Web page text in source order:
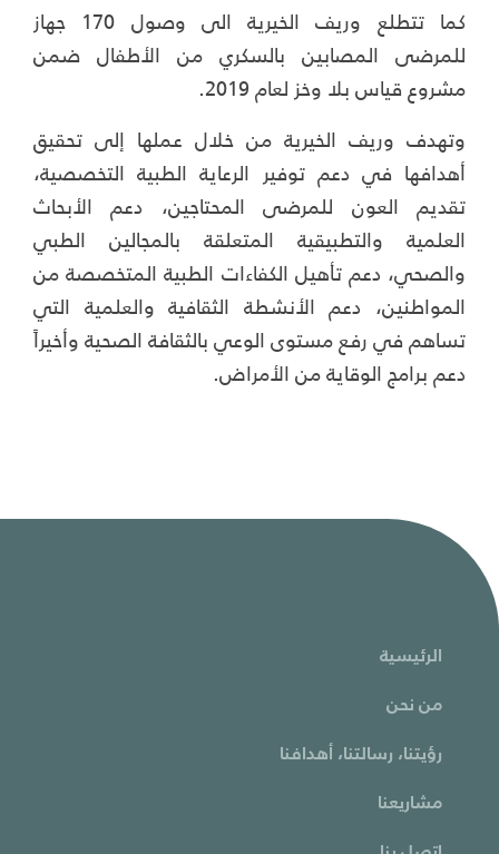
كما تتطلع وريف الخيرية الى وصول 170 جهاز
للمرضى المصابين بالسكري من الأطفال ضمن
مشروع قياس بلا وخز لعام 2019.
وتهدف وريف الخيرية من خلال عملها إلى تحقيق
أهدافها في دعم توفير الرعاية الطبية التخصصية،
تقديم العون للمرضى المحتاجين، دعم الأبحاث
العلمية والتطبيقية المتعلقة بالمجالين الطبي
والصحي، دعم تأهيل الكفاءات الطبية المتخصصة من
المواطنين، دعم الأنشطة الثقافية والعلمية التي
تساهم في رفع مستوى الوعي بالثقافة الصحية وأخيراً
دعم برامج الوقاية من الأمراض.
الرئيسية
من نحن
رؤيتنا، رسالتنا، أهدافنا
مشاريعنا